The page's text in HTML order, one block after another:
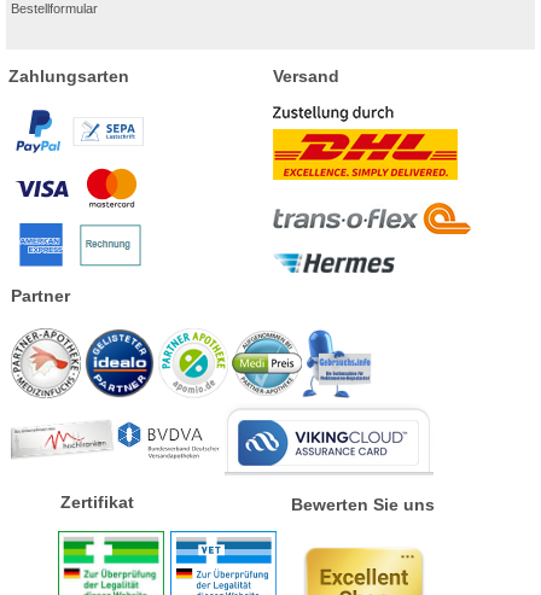
Bestellformular
Zahlungsarten Versand
Partner
Zertifikat Bewerten Sie uns